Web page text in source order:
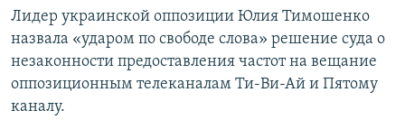
Вернутся
поиску
КЫРГЫЗЧА
ТОҶИКӢ
TÜRKMENÇE
Все сайты РСЕ/РС
Лидер украинской оппозиции Юлия Тимошенко
назвала «ударом по свободе слова» решение суда о
незаконности предоставления частот на вещание
оппозиционным телеканалам Ти-Ви-Ай и Пятому
каналу.